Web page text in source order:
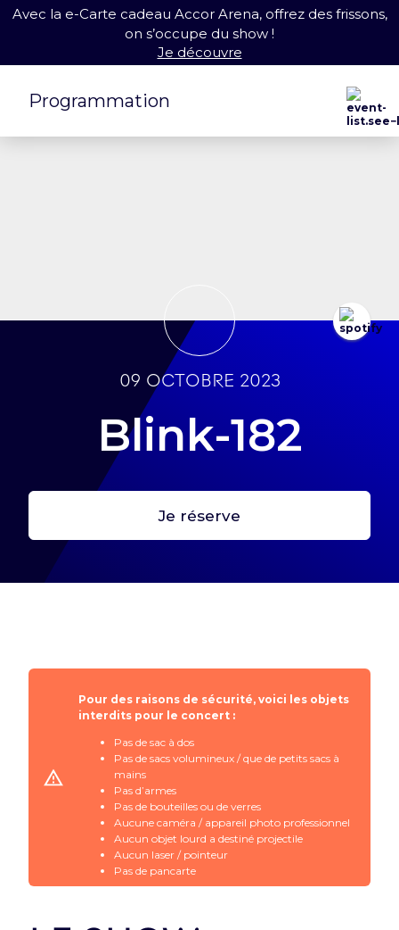
Première étape : crée ton profil
Me connecter
Nouveauté : e-Carte cadeau
Offrez le meilleur de l'Accor Arena à vos proches
grâce à la e-Carte cadeau
Avec la e-Carte cadeau Accor Arena, offrez des frissons,
on s’occupe du show !
Je découvre
Programmation
09 octobre 2023
Blink-182
Je réserve
Pour des raisons de sécurité, voici les objets
interdits pour le concert :
Pas de sac à dos
Pas de sacs volumineux / que de petits sacs à
mains
Pas d’armes
Pas de bouteilles ou de verres
Aucune caméra / appareil photo professionnel
Aucun objet lourd a destiné projectile
Aucun laser / pointeur
Pas de pancarte